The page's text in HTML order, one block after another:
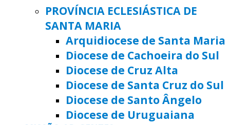
PROVÍNCIA ECLESIÁSTICA DE
SANTA MARIA
Arquidiocese de Santa Maria
Diocese de Cachoeira do Sul
Diocese de Cruz Alta
Diocese de Santa Cruz do Sul
Diocese de Santo Ângelo
Diocese de Uruguaiana